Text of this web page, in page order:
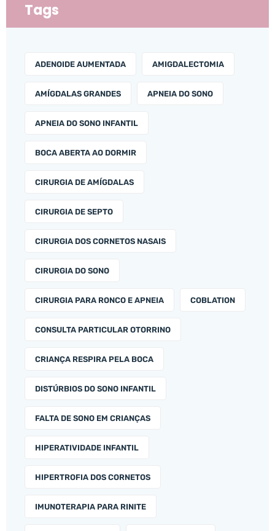
Tags
ADENOIDE AUMENTADA AMIGDALECTOMIA
AMÍGDALAS GRANDES APNEIA DO SONO
APNEIA DO SONO INFANTIL
BOCA ABERTA AO DORMIR
CIRURGIA DE AMÍGDALAS
CIRURGIA DE SEPTO
CIRURGIA DOS CORNETOS NASAIS
CIRURGIA DO SONO
CIRURGIA PARA RONCO E APNEIA COBLATION
CONSULTA PARTICULAR OTORRINO
CRIANÇA RESPIRA PELA BOCA
DISTÚRBIOS DO SONO INFANTIL
FALTA DE SONO EM CRIANÇAS
HIPERATIVIDADE INFANTIL
HIPERTROFIA DOS CORNETOS
IMUNOTERAPIA PARA RINITE